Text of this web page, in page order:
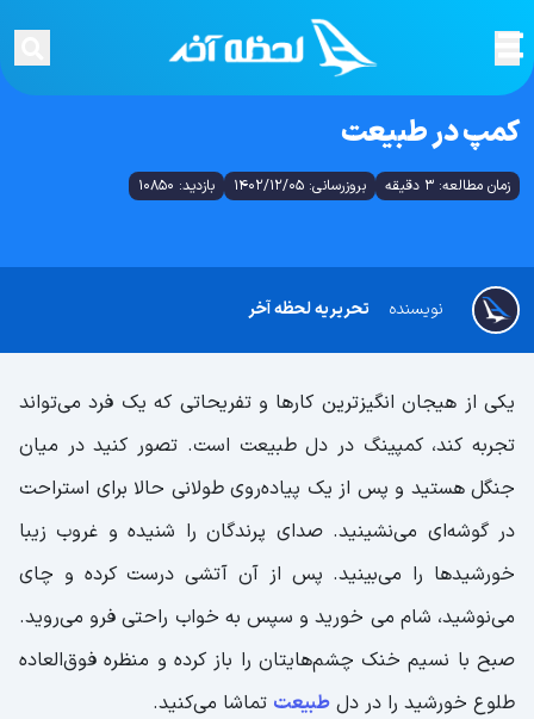
کمپ در طبیعت
زمان مطالعه: 3 دقیقه بروزرسانی: 1402/12/05 بازدید: 10850
تحریریه لحظه آخر نویسنده
یکی از هیجان انگیزترین کارها و تفریحاتی که یک فرد می‌تواند
تجربه کند، کمپینگ در دل طبیعت است. تصور کنید در میان
جنگل هستید و پس از یک پیاده‌روی طولانی حالا برای استراحت
در گوشه‌ای می‌نشینید. صدای پرندگان را شنیده و غروب زیبا
خورشیدها را می‌بینید. پس از آن آتشی درست کرده و چای
می‌نوشید، شام می خورید و سپس به خواب راحتی فرو می‌روید.
صبح با نسیم خنک چشم‌هایتان را باز کرده و منظره فوق‌العاده
طلوع خورشید را در دل طبیعت تماشا می‌کنید.